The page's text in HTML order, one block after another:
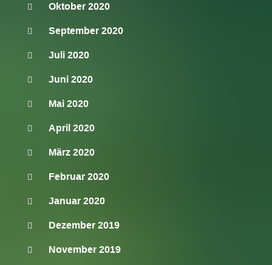
Oktober 2020
September 2020
Juli 2020
Juni 2020
Mai 2020
April 2020
März 2020
Februar 2020
Januar 2020
Dezember 2019
November 2019